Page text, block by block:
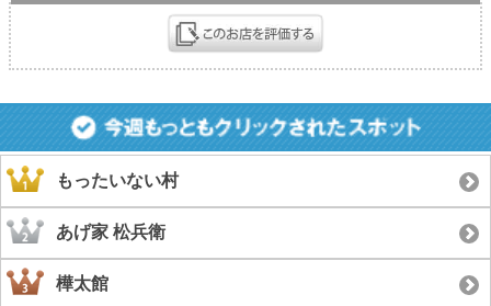
もったいない村
あげ家 松兵衛
樺太館